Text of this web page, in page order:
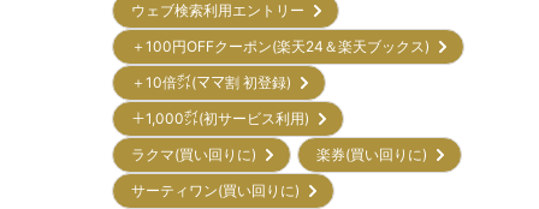
ウェブ検索利用エントリー
＋100円OFFクーポン(楽天24＆楽天ブックス)
＋10倍㌽(ママ割 初登録)
＋1,000㌽(初サービス利用)
ラクマ(買い回りに)
楽券(買い回りに)
サーティワン(買い回りに)